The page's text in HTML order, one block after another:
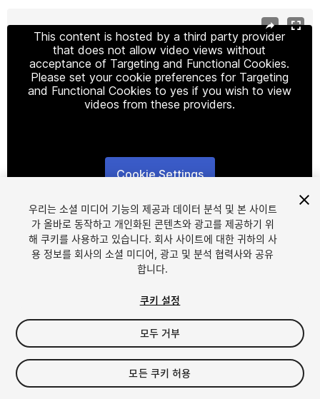
This content is hosted by a third party provider
that does not allow video views without
acceptance of Targeting and Functional Cookies.
Please set your cookie preferences for Targeting
and Functional Cookies to yes if you wish to view
videos from these providers.
Cookie Settings
FREE
12viewsin the past week
우리는 소셜 미디어 기능의 제공과 데이터 분석 및 본 사이트
가 올바로 동작하고 개인화된 콘텐츠와 광고를 제공하기 위
해 쿠키를 사용하고 있습니다. 회사 사이트에 대한 귀하의 사
용 정보를 회사의 소셜 미디어, 광고 및 분석 협력사와 공유
합니다.
쿠키 설정
모두 거부
모든 쿠키 허용